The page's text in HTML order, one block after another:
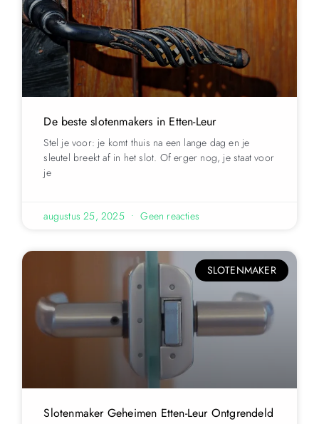
De beste slotenmakers in Etten-Leur
Stel je voor: je komt thuis na een lange dag en je
sleutel breekt af in het slot. Of erger nog, je staat voor
je
augustus 25, 2025 Geen reacties
SLOTENMAKER
Slotenmaker Geheimen Etten-Leur Ontgrendeld